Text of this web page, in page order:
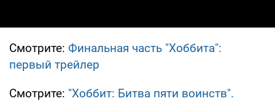
Смотрите: Финальная часть "Хоббита":
первый трейлер
Смотрите: "Хоббит: Битва пяти воинств".